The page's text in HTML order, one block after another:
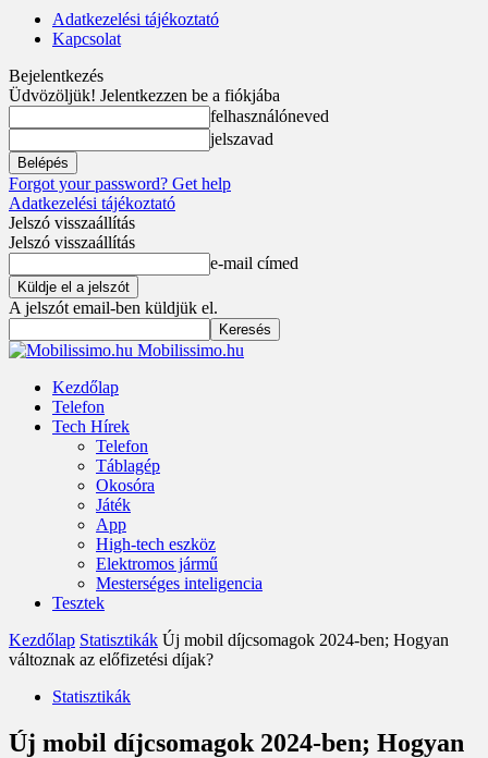
Adatkezelési tájékoztató
Kapcsolat
Bejelentkezés
Üdvözöljük! Jelentkezzen be a fiókjába
felhasználóneved
jelszavad
Forgot your password? Get help
Adatkezelési tájékoztató
Jelszó visszaállítás
Jelszó visszaállítás
e-mail címed
A jelszót email-ben küldjük el.
Mobilissimo.hu
Kezdőlap
Telefon
Tech Hírek
Telefon
Táblagép
Okosóra
Játék
App
High-tech eszköz
Elektromos jármű
Mesterséges inteligencia
Tesztek
Kezdőlap Statisztikák Új mobil díjcsomagok 2024-ben; Hogyan
változnak az előfizetési díjak?
Statisztikák
Új mobil díjcsomagok 2024-ben; Hogyan